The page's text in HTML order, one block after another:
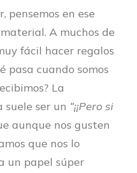
pensemos en ese
A muchos de
fácil hacer regalos
pasa cuando somos
La
ser un “¡¡Pero si
aunque nos gusten
que nos lo
un papel súper